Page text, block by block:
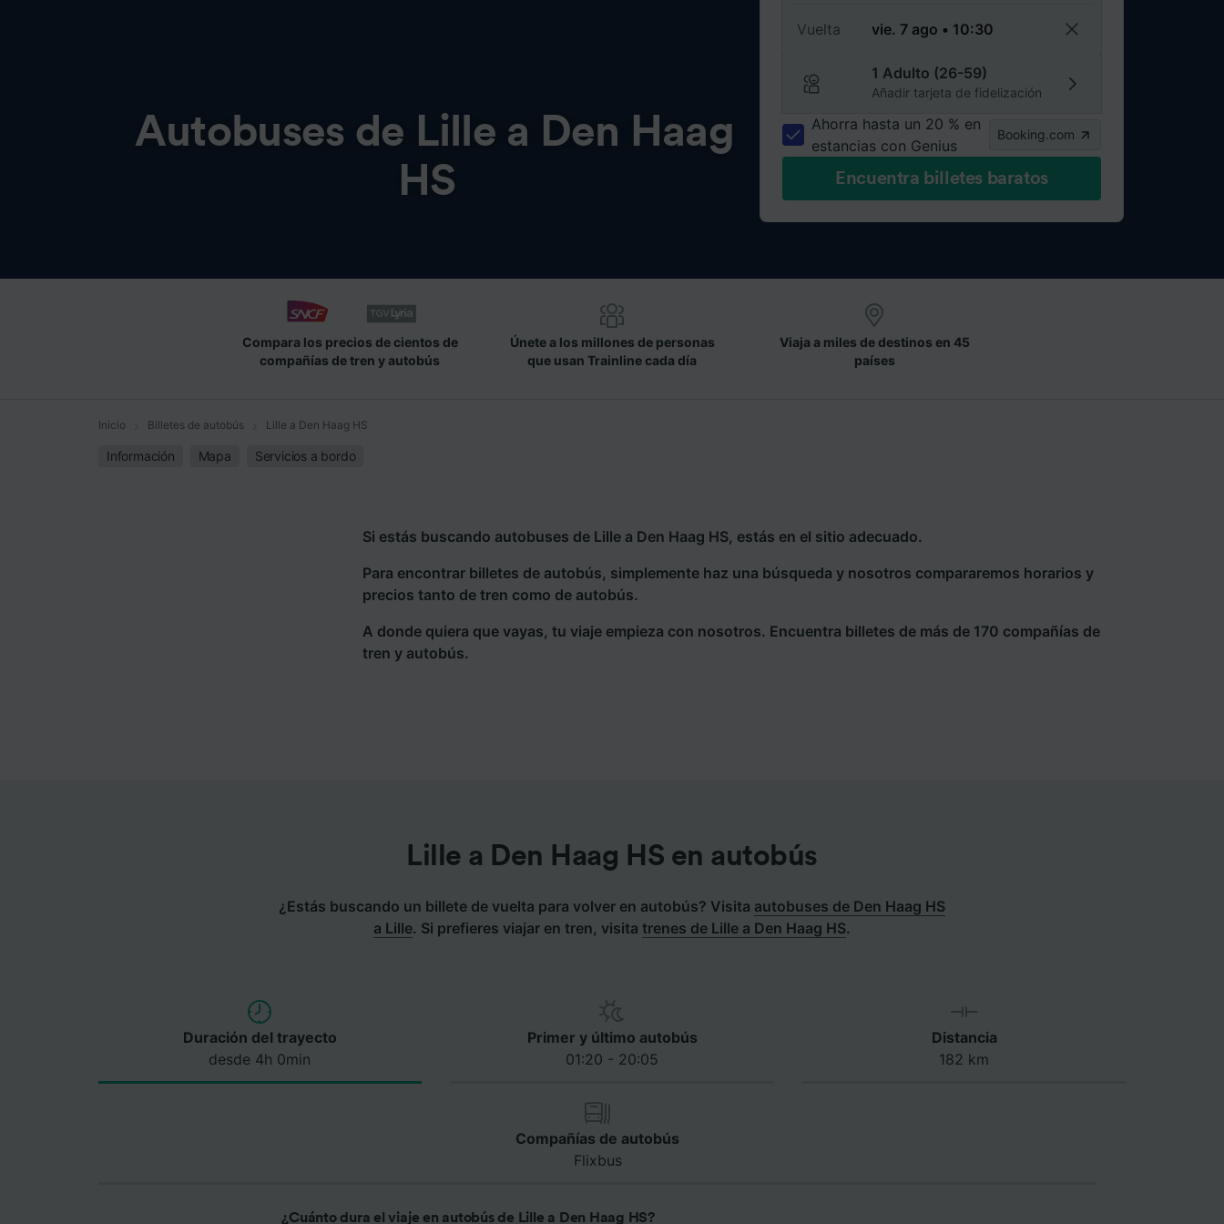
Autobuses de Lille a Den Haag
HS
Vuelta
1 Adulto (26-59)
Añadir tarjeta de fidelización
Ahorra hasta un 20 % en
estancias con Genius
Booking.com
Encuentra billetes baratos
Compara los precios de cientos de
compañías de tren y autobús
Únete a los millones de personas
que usan Trainline cada día
Viaja a miles de destinos en 45
países
Inicio Billetes de autobús Lille a Den Haag HS
Información Mapa Servicios a bordo
Si estás buscando autobuses de Lille a Den Haag HS, estás en el sitio adecuado.
Para encontrar billetes de autobús, simplemente haz una búsqueda y nosotros compararemos horarios y
precios tanto de tren como de autobús.
A donde quiera que vayas, tu viaje empieza con nosotros. Encuentra billetes de más de 170 compañías de
tren y autobús.
Lille a Den Haag HS en autobús
¿Estás buscando un billete de vuelta para volver en autobús? Visita autobuses de Den Haag HS
a Lille. Si prefieres viajar en tren, visita trenes de Lille a Den Haag HS.
Duración del trayecto
desde 4h 0min
Primer y último autobús
01:20 - 20:05
Distancia
182 km
Compañías de autobús
Flixbus
¿Cuánto dura el viaje en autobús de Lille a Den Haag HS?